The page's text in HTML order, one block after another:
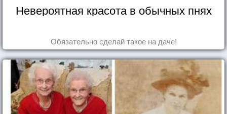
Невероятная красота в обычных пнях
Обязательно сделай такое на даче!